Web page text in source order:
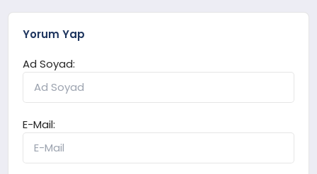
Yorum Yap
Ad Soyad:
E-Mail: